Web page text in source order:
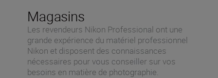
Magasins
Les revendeurs Nikon Professional ont une
grande expérience du matériel professionnel
Nikon et disposent des connaissances
nécessaires pour vous conseiller sur vos
besoins en matière de photographie.